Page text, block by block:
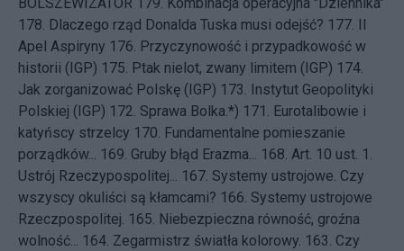
178. Dlaczego rząd Donalda Tuska musi odejść? 177.
Apel Aspiryny 176. Przyczynowość i przypadkowość w
historii (IGP) 175. Ptak nielot, zwany limitem (IGP) 174.
Jak zorganizować Polskę (IGP) 173. Instytut Geopolityki
Polskiej (IGP) 172. Sprawa Bolka.*) 171. Eurotalibowie i
katyńscy strzelcy 170. Fundamentalne pomieszanie
porządków... 169. Gruby błąd Erazma... 168. Art. 10 ust. 1.
Ustrój Rzeczypospolitej... 167. Systemy ustrojowe. Czy
wszyscy okuliści są kłamcami? 166. Systemy ustrojowe
Rzeczpospolitej. 165. Niebezpieczna równość, groźna
wolność... 164. Zegarmistrz światła kolorowy. 163. Czy